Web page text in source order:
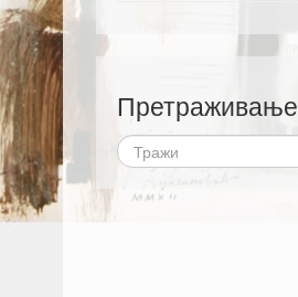
Претраживање